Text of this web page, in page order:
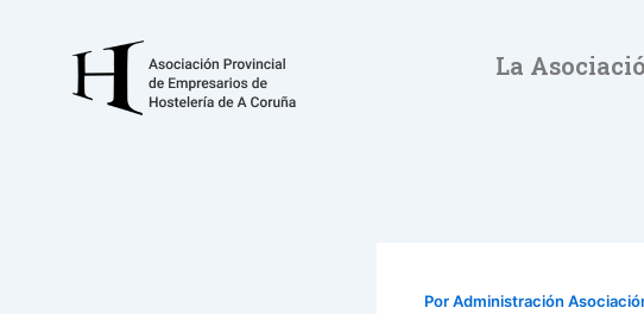
contenido
La
PorAdministración